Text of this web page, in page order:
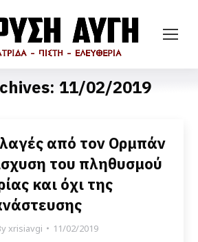
11/02/2019
από τον Ορμπάν
του πληθυσμού
και όχι της
xrisiavgi 11/02/2019